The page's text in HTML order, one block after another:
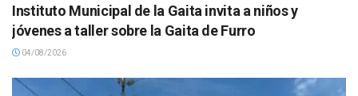
Instituto Municipal de la Gaita invita a niños y
jóvenes a taller sobre la Gaita de Furro
04/08/2026